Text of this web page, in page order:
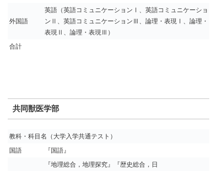
外国語
英語（英語コミュニケーションⅠ、英語コミュニケーショ
ンⅡ、英語コミュニケーションⅢ、論理・表現Ⅰ、論理・
表現Ⅱ、論理・表現Ⅲ）
合計
共同獣医学部
教科・科目名（大学入学共通テスト）
国語
『国語』
『地理総合，地理探究』『歴史総合，日